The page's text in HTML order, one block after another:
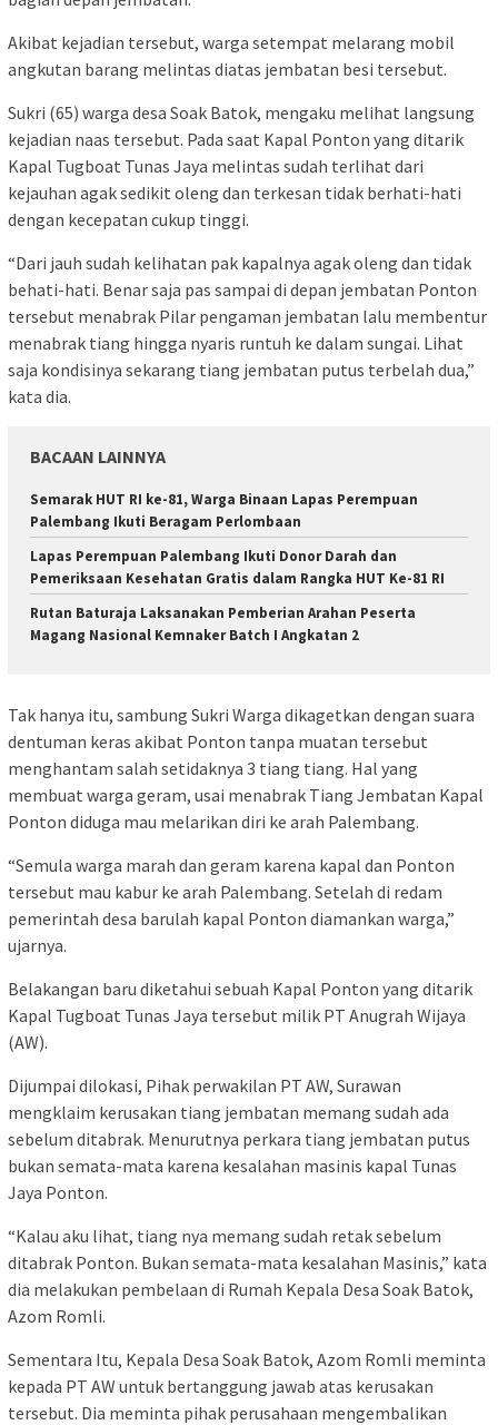
Akibat kejadian tersebut, warga setempat melarang mobil
angkutan barang melintas diatas jembatan besi tersebut.
Sukri (65) warga desa Soak Batok, mengaku melihat langsung
kejadian naas tersebut. Pada saat Kapal Ponton yang ditarik
Kapal Tugboat Tunas Jaya melintas sudah terlihat dari
kejauhan agak sedikit oleng dan terkesan tidak berhati-hati
dengan kecepatan cukup tinggi.
“Dari jauh sudah kelihatan pak kapalnya agak oleng dan tidak
behati-hati. Benar saja pas sampai di depan jembatan Ponton
tersebut menabrak Pilar pengaman jembatan lalu membentur
menabrak tiang hingga nyaris runtuh ke dalam sungai. Lihat
saja kondisinya sekarang tiang jembatan putus terbelah dua,”
kata dia.
BACAAN LAINNYA
Semarak HUT RI ke-81, Warga Binaan Lapas Perempuan
Palembang Ikuti Beragam Perlombaan
Lapas Perempuan Palembang Ikuti Donor Darah dan
Pemeriksaan Kesehatan Gratis dalam Rangka HUT Ke-81 RI
Rutan Baturaja Laksanakan Pemberian Arahan Peserta
Magang Nasional Kemnaker Batch I Angkatan 2
Tak hanya itu, sambung Sukri Warga dikagetkan dengan suara
dentuman keras akibat Ponton tanpa muatan tersebut
menghantam salah setidaknya 3 tiang tiang. Hal yang
membuat warga geram, usai menabrak Tiang Jembatan Kapal
Ponton diduga mau melarikan diri ke arah Palembang.
“Semula warga marah dan geram karena kapal dan Ponton
tersebut mau kabur ke arah Palembang. Setelah di redam
pemerintah desa barulah kapal Ponton diamankan warga,”
ujarnya.
Belakangan baru diketahui sebuah Kapal Ponton yang ditarik
Kapal Tugboat Tunas Jaya tersebut milik PT Anugrah Wijaya
(AW).
Dijumpai dilokasi, Pihak perwakilan PT AW, Surawan
mengklaim kerusakan tiang jembatan memang sudah ada
sebelum ditabrak. Menurutnya perkara tiang jembatan putus
bukan semata-mata karena kesalahan masinis kapal Tunas
Jaya Ponton.
“Kalau aku lihat, tiang nya memang sudah retak sebelum
ditabrak Ponton. Bukan semata-mata kesalahan Masinis,” kata
dia melakukan pembelaan di Rumah Kepala Desa Soak Batok,
Azom Romli.
Sementara Itu, Kepala Desa Soak Batok, Azom Romli meminta
kepada PT AW untuk bertanggung jawab atas kerusakan
tersebut. Dia meminta pihak perusahaan mengembalikan